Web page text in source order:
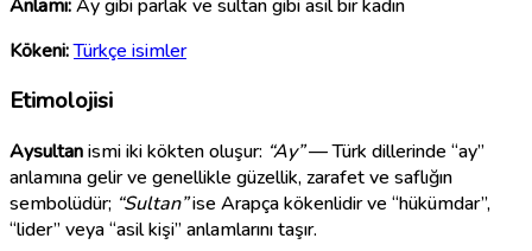
Anlamı:Ay gibi parlak ve sultan gibi asil bir kadın
Kökeni:Türkçe isimler
Etimolojisi
Aysultanismi iki kökten oluşur: “Ay”— Türk dillerinde “ay”
anlamına gelir ve genellikle güzellik, zarafet ve saflığın
sembolüdür; “Sultan”ise Arapça kökenlidir ve “hükümdar”,
“lider” veya “asil kişi” anlamlarını taşır.